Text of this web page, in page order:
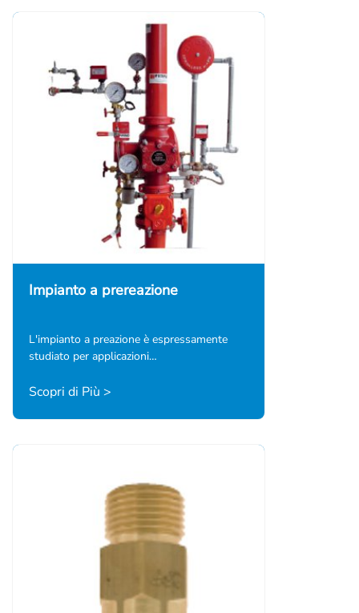
Impianto a prereazione
L'impianto a preazione è espressamente
studiato per applicazioni…
Scopri di Più >